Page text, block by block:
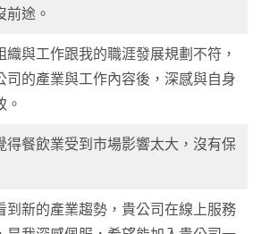
前途。
織與工作跟我的職涯發展規劃不符，
司的產業與工作內容後，深感與自身
。
得餐飲業受到市場影響太大，沒有保
到新的產業趨勢，貴公司在線上服務